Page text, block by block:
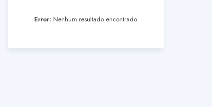
Error: Nenhum resultado encontrado